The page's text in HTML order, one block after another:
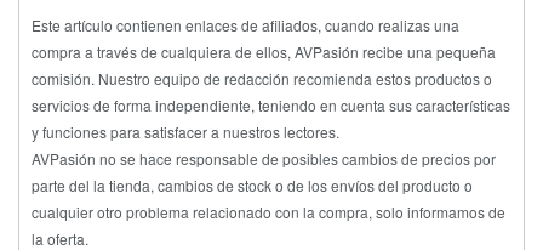
Este artículo contienen enlaces de afiliados, cuando realizas una
compra a través de cualquiera de ellos, AVPasión recibe una pequeña
comisión. Nuestro equipo de redacción recomienda estos productos o
servicios de forma independiente, teniendo en cuenta sus características
y funciones para satisfacer a nuestros lectores.
AVPasión no se hace responsable de posibles cambios de precios por
parte del la tienda, cambios de stock o de los envíos del producto o
cualquier otro problema relacionado con la compra, solo informamos de
la oferta.